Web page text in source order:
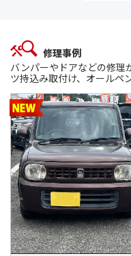
修理事例
バンパーやドアなどの修理
ツ持込み取付け、オールペ